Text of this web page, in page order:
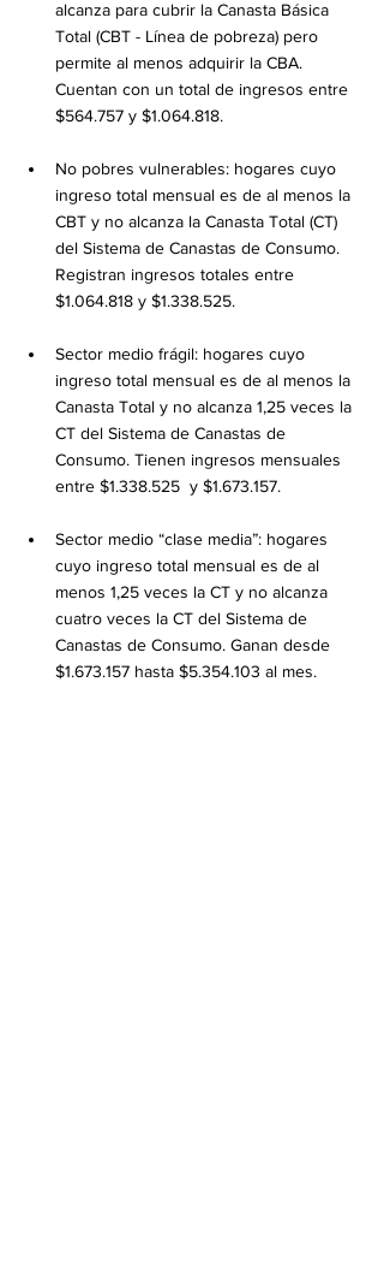
alcanza para cubrir la Canasta Básica
Total (CBT - Línea de pobreza) pero
permite al menos adquirir la CBA.
Cuentan con un total de ingresos entre
$564.757 y $1.064.818.
No pobres vulnerables: hogares cuyo
ingreso total mensual es de al menos la
CBT y no alcanza la Canasta Total (CT)
del Sistema de Canastas de Consumo.
Registran ingresos totales entre
$1.064.818 y $1.338.525.
Sector medio frágil: hogares cuyo
ingreso total mensual es de al menos la
Canasta Total y no alcanza 1,25 veces la
CT del Sistema de Canastas de
Consumo. Tienen ingresos mensuales
entre $1.338.525  y $1.673.157.
Sector medio “clase media”: hogares
cuyo ingreso total mensual es de al
menos 1,25 veces la CT y no alcanza
cuatro veces la CT del Sistema de
Canastas de Consumo. Ganan desde
$1.673.157 hasta $5.354.103 al mes.